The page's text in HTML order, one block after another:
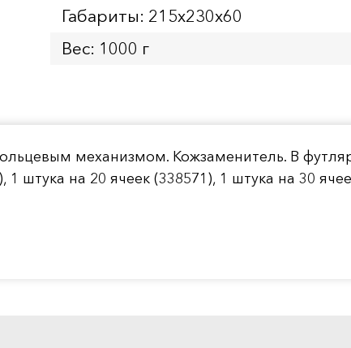
Габариты: 215x230х60
Вес: 1000 г
механизмом. Кожзаменитель. В
на 20 ячеек (338571), 1 штука на 30